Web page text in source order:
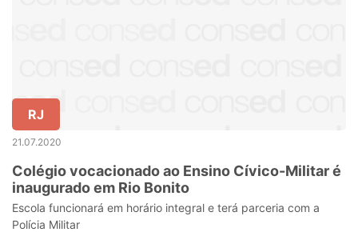
RJ
21.07.2020
Colégio vocacionado ao Ensino Cívico-Militar é
inaugurado em Rio Bonito
Escola funcionará em horário integral e terá parceria com a
Polícia Militar